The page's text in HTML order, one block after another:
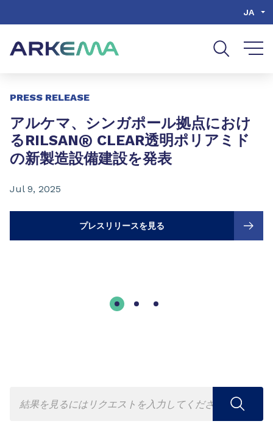
JA
PRESS RELEASE
アルケマ、シンガポール拠点におけ
るRILSAN® CLEAR透明ポリアミド
の新製造設備建設を発表
Jul 9, 2025
プレスリリースを見る